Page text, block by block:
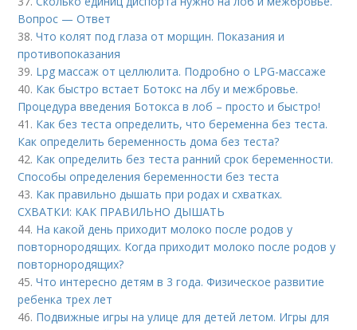
Вопрос — Ответ
38.Что колят под глаза от морщин. Показания и
противопоказания
39. Lpg массаж от целлюлита. Подробно о LPG-массаже
40. Как быстро встает Ботокс на лбу и межбровье.
Процедура введения Ботокса в лоб – просто и быстро!
41. Как без теста определить, что беременна без теста.
Как определить беременность дома без теста?
42. Как определить без теста ранний срок беременности.
Способы определения беременности без теста
43. Как правильно дышать при родах и схватках.
СХВАТКИ: КАК ПРАВИЛЬНО ДЫШАТЬ
44. На какой день приходит молоко после родов у
повторнородящих. Когда приходит молоко после родов у
повторнородящих?
45.Что интересно детям в 3 года. Физическое развитие
ребенка трех лет
46. Подвижные игры на улице для детей летом. Игры для